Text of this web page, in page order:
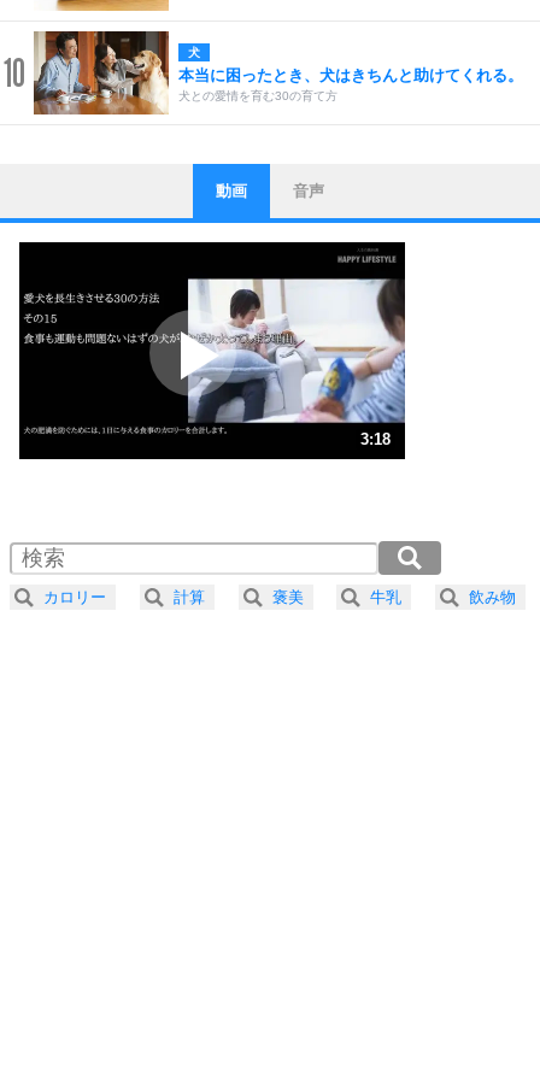
10 犬
本当に困ったとき、犬はきちんと助けてくれる。
犬との愛情を育む30の育て方
1
ストレス対策
他人と比べない。
いっそのこと、他人を見ない。
いらいらしない人になる30の方法
プラス思考
ポジティブになれない原因は、行動しないから。
ポジティブ思考になる30の方法
ストレス対策
人生、なんとかなるもの。
気楽に生きる30の方法
4 器の大きい人は、怒りを優しさで表現する。
動画 音声
3:18
2.0倍速 （389KB 1分39秒）
2.5倍速 （311KB 1分19秒）
3.0倍速 （259KB 1分6秒）
カロリー 計算 褒美 牛乳 飲み物